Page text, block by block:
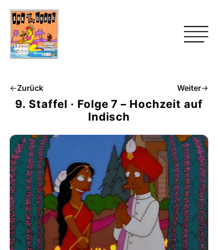
←Zurück Weiter→
9. Staffel · Folge 7 – Hochzeit auf
Indisch